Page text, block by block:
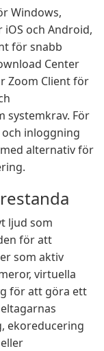
Windows,
iOS och Android,
för snabb
Center
Zoom Client för
systemkrav. För
inloggning
alternativ för
ljud som
för att
som aktiv
virtuella
för att göra ett
ekoreducering